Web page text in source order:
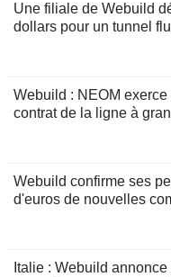
Une filiale de Webuild
dollars pour un tunnel
Webuild : NEOM
contrat de la ligne à
Webuild confirme ses
d'euros de nouvelles
Italie : Webuild